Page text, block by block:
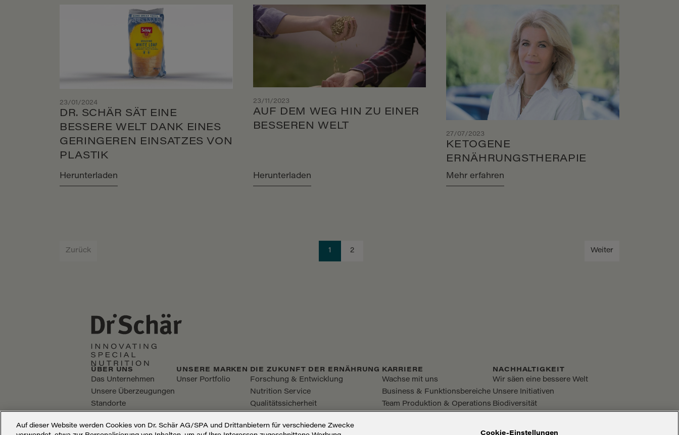
23/01/2024
DR. SCHÄR SÄT EINE
BESSERE WELT DANK EINES
GERINGEREN EINSATZES VON
PLASTIK
Herunterladen
23/11/2023
AUF DEM WEG HIN ZU EINER
BESSEREN WELT
Herunterladen
27/07/2023
KETOGENE
ERNÄHRUNGSTHERAPIE
Mehr erfahren
Zurück 1 2 Weiter
ÜBER UNS
Das Unternehmen
Unsere Überzeugungen
Standorte
UNSERE MARKEN
Unser Portfolio
DIE ZUKUNFT DER ERNÄHRUNG
Forschung & Entwicklung
Nutrition Service
Qualitätssicherheit
KARRIERE
Wachse mit uns
Business & Funktionsbereiche
Team Produktion & Operations
NACHHALTIGKEIT
Wir säen eine bessere Welt
Unsere Initiativen
Biodiversität
Logistik & Produktion
Auf dieser Website werden Cookies von Dr. Schär AG/SPA und Drittanbietern für verschiedene Zwecke
Cookie-Einstellungen